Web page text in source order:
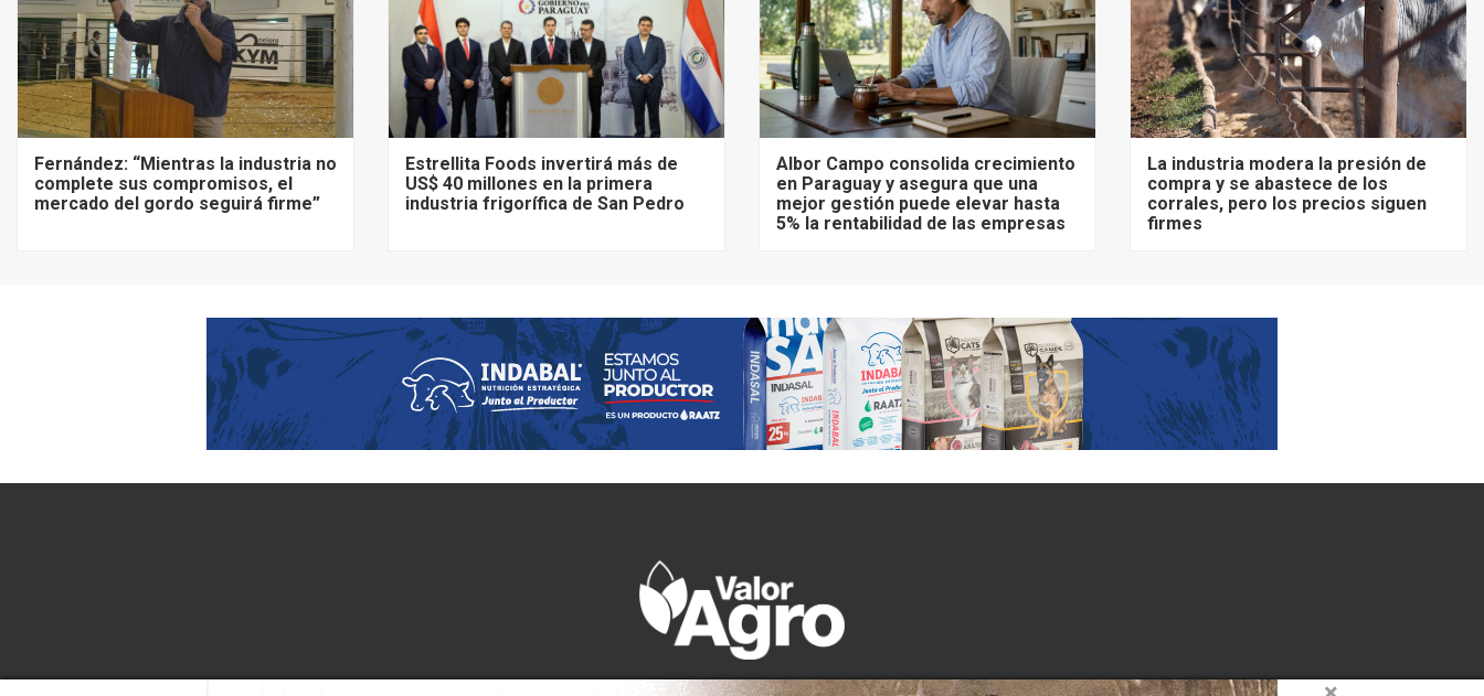
Fernández: “Mientras la industria no
complete sus compromisos, el
mercado del gordo seguirá firme”
Estrellita Foods invertirá más de
US$ 40 millones en la primera
industria frigorífica de San Pedro
Albor Campo consolida crecimiento
en Paraguay y asegura que una
mejor gestión puede elevar hasta
5% la rentabilidad de las empresas
La industria modera la presión de
compra y se abastece de los
corrales, pero los precios siguen
firmes